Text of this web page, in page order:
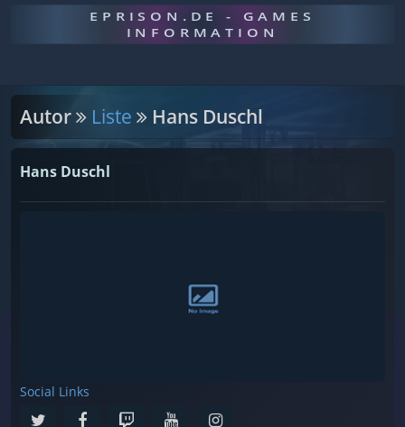
EPRISON.DE - GAMES
INFORMATION
Autor Liste Hans Duschl
Hans Duschl
Social Links